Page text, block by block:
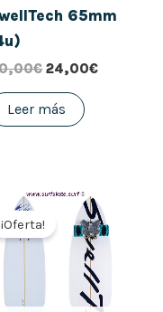
65mm
€ 24,00€
Leer más
¡Oferta!
El
precio
original
280,00€.